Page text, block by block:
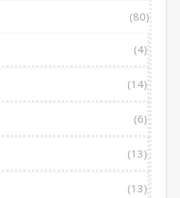
(80)
(4)
(14)
(6)
(13)
(13)